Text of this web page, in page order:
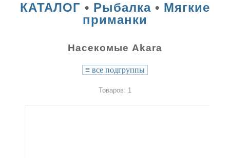
КАТАЛОГ • Рыбалка • Мягкие
приманки
Насекомые Akara
≡ все подгруппы
Товаров: 1